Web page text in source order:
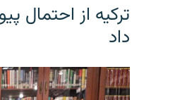
ترکیه از احتمال
داد